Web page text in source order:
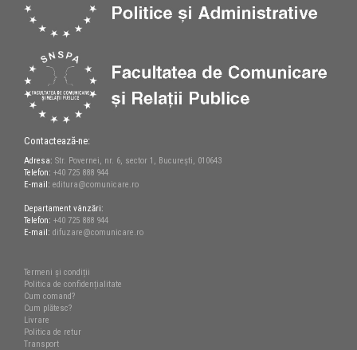
Contactează-ne:
Adresa: Str. Povernei, nr. 6, sector 1, București, 010643
Telefon: +40 725 888 944
E-mail: editura@comunicare.ro
Departament vânzări:
Telefon: +40 725 888 944
E-mail: difuzare@comunicare.ro
Termeni și condiții
Politica de confidențialitate
Cum comand?
Cum plătesc?
Livrare
Politica de retur
Transport